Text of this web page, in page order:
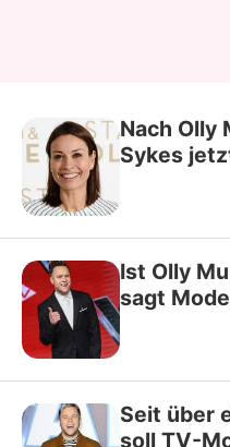
Nach Olly
Sykes
Ist Olly
sagt
Seit über
soll TV-